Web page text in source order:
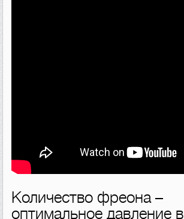
Количество фреона –
оптимальное давление в